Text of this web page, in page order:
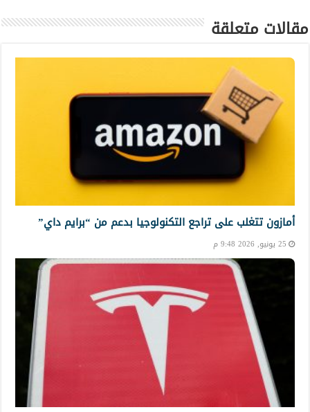
مقالات متعلقة
أمازون تتغلب على تراجع التكنولوجيا بدعم من “برايم داي”
25 يونيو, 2026 9:48 م